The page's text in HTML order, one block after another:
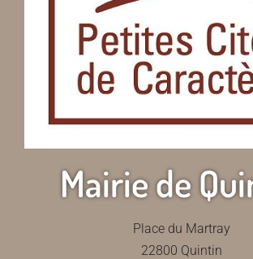
Mairie de
Place du Martray
22800 Quintin